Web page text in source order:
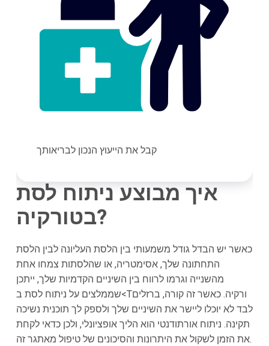
קבל את הייעוץ הנכון לבריאותך
איך מבוצע ניתוח לסת
בטורקיה ?
כאשר יש הבדל גודל משמעותי בין הלסת העליונה לבין הלסת
התחתונה שלך, אסימטריה, או שהלסתות צמחו אחת
מהשנייה וגרמו לרווח בין השיניים הקדמיות שלך, ייתכן
שממלצים על ניתוח לסת ב<Тורקיה. כאשר זה קורה, ברזלים
לבד לא יוכלו ליישר את השיניים שלך ולספק לך תוכנית נשיכה
תקינה. ניתוח אורתודנטי הוא הליך אופציונלי, ולכן כדאי לקחת
את הזמן לשקול את היתרונות והסיכונים של טיפול מאתגר זה.